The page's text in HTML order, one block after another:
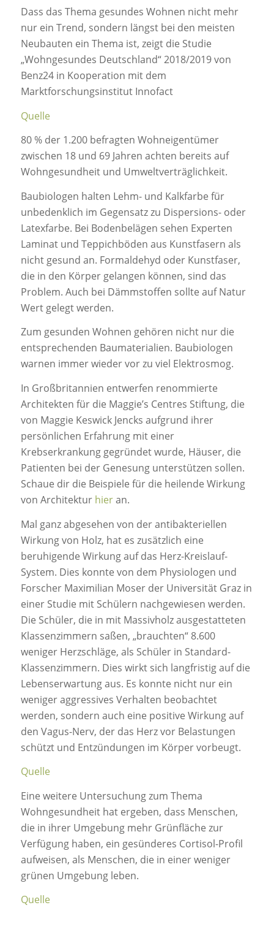
Dass das Thema gesundes Wohnen nicht mehr
nur ein Trend, sondern längst bei den meisten
Neubauten ein Thema ist, zeigt die Studie
„Wohngesundes Deutschland“ 2018/2019 von
Benz24 in Kooperation mit dem
Marktforschungsinstitut Innofact
Quelle
80 % der 1.200 befragten Wohneigentümer
zwischen 18 und 69 Jahren achten bereits auf
Wohngesundheit und Umweltverträglichkeit.
Baubiologen halten Lehm- und Kalkfarbe für
unbedenklich im Gegensatz zu Dispersions- oder
Latexfarbe. Bei Bodenbelägen sehen Experten
Laminat und Teppichböden aus Kunstfasern als
nicht gesund an. Formaldehyd oder Kunstfaser,
die in den Körper gelangen können, sind das
Problem. Auch bei Dämmstoffen sollte auf Natur
Wert gelegt werden.
Zum gesunden Wohnen gehören nicht nur die
entsprechenden Baumaterialien. Baubiologen
warnen immer wieder vor zu viel Elektrosmog.
In Großbritannien entwerfen renommierte
Architekten für die Maggie’s Centres Stiftung, die
von Maggie Keswick Jencks aufgrund ihrer
persönlichen Erfahrung mit einer
Krebserkrankung gegründet wurde, Häuser, die
Patienten bei der Genesung unterstützen sollen.
Schaue dir die Beispiele für die heilende Wirkung
von Architektur hieran.
Mal ganz abgesehen von der antibakteriellen
Wirkung von Holz, hat es zusätzlich eine
beruhigende Wirkung auf das Herz-Kreislauf-
System. Dies konnte von dem Physiologen und
Forscher Maximilian Moser der Universität Graz in
einer Studie mit Schülern nachgewiesen werden.
Die Schüler, die in mit Massivholz ausgestatteten
Klassenzimmern saßen, „brauchten“ 8.600
weniger Herzschläge, als Schüler in Standard-
Klassenzimmern. Dies wirkt sich langfristig auf die
Lebenserwartung aus. Es konnte nicht nur ein
weniger aggressives Verhalten beobachtet
werden, sondern auch eine positive Wirkung auf
den Vagus-Nerv, der das Herz vor Belastungen
schützt und Entzündungen im Körper vorbeugt.
Quelle
Eine weitere Untersuchung zum Thema
Wohngesundheit hat ergeben, dass Menschen,
die in ihrer Umgebung mehr Grünfläche zur
Verfügung haben, ein gesünderes Cortisol-Profil
aufweisen, als Menschen, die in einer weniger
grünen Umgebung leben.
Quelle